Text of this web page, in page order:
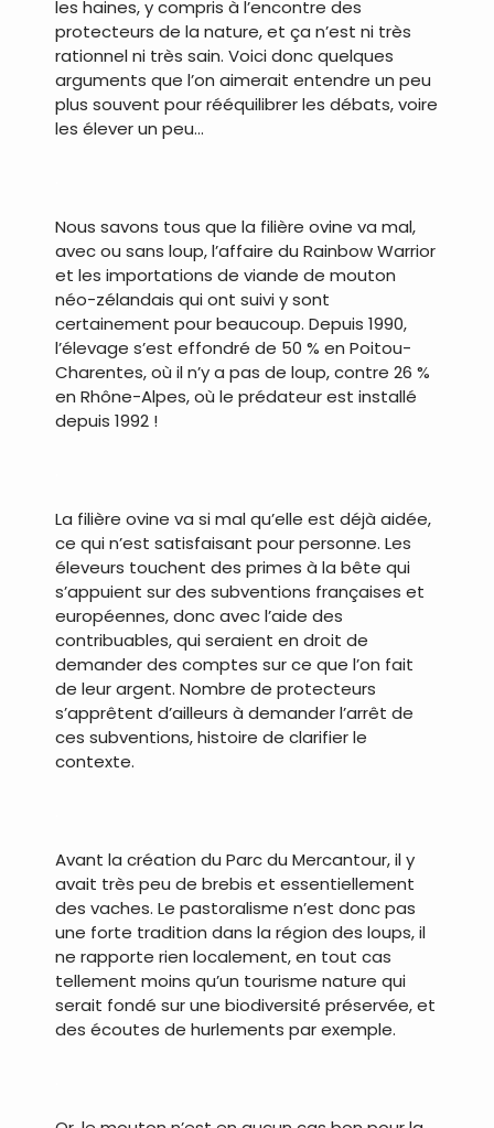
les haines, y compris à l’encontre des
protecteurs de la nature, et ça n’est ni très
rationnel ni très sain. Voici donc quelques
arguments que l’on aimerait entendre un peu
plus souvent pour rééquilibrer les débats, voire
les élever un peu…
Nous savons tous que la filière ovine va mal,
avec ou sans loup, l’affaire du Rainbow Warrior
et les importations de viande de mouton
néo-zélandais qui ont suivi y sont
certainement pour beaucoup. Depuis 1990,
l’élevage s’est effondré de 50 % en Poitou-
Charentes, où il n’y a pas de loup, contre 26 %
en Rhône-Alpes, où le prédateur est installé
depuis 1992 !
La filière ovine va si mal qu’elle est déjà aidée,
ce qui n’est satisfaisant pour personne. Les
éleveurs touchent des primes à la bête qui
s’appuient sur des subventions françaises et
européennes, donc avec l’aide des
contribuables, qui seraient en droit de
demander des comptes sur ce que l’on fait
de leur argent. Nombre de protecteurs
s’apprêtent d’ailleurs à demander l’arrêt de
ces subventions, histoire de clarifier le
contexte.
Avant la création du Parc du Mercantour, il y
avait très peu de brebis et essentiellement
des vaches. Le pastoralisme n’est donc pas
une forte tradition dans la région des loups, il
ne rapporte rien localement, en tout cas
tellement moins qu’un tourisme nature qui
serait fondé sur une biodiversité préservée, et
des écoutes de hurlements par exemple.